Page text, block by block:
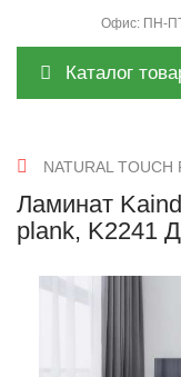
Офис: ПН-
Каталог
NATURAL TOUCH
Ламинат
plank, K2241